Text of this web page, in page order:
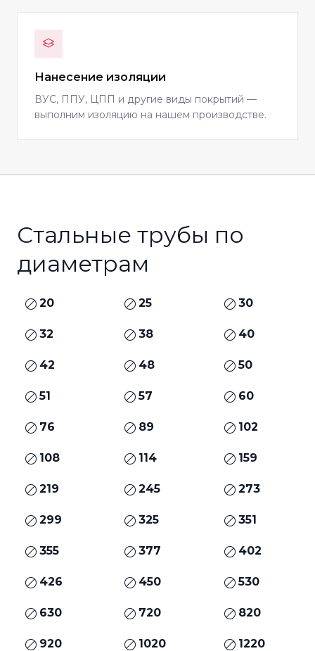
Нанесение изоляции
ВУС, ППУ, ЦПП и другие виды покрытий —
выполним изоляцию на нашем производстве.
Стальные трубы по
диаметрам
20 25 30
32 38 40
42 48 50
51 57 60
76 89 102
108 114 159
219 245 273
299 325 351
355 377 402
426 450 530
630 720 820
920 1020 1220